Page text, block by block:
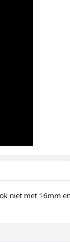
niet met 16mm